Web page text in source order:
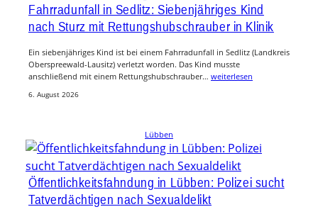
Fahrradunfall in Sedlitz: Siebenjähriges Kind
nach Sturz mit Rettungshubschrauber in Klinik
Ein siebenjähriges Kind ist bei einem Fahrradunfall in Sedlitz (Landkreis
Oberspreewald-Lausitz) verletzt worden. Das Kind musste
anschließend mit einem Rettungshubschrauber… weiterlesen
6. August 2026
Lübben
Öffentlichkeitsfahndung in Lübben: Polizei sucht
Tatverdächtigen nach Sexualdelikt